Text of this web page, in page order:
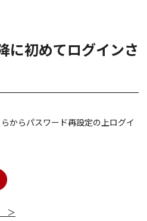
に初めてログインさ
からパスワード再設定の上ログイ
＞